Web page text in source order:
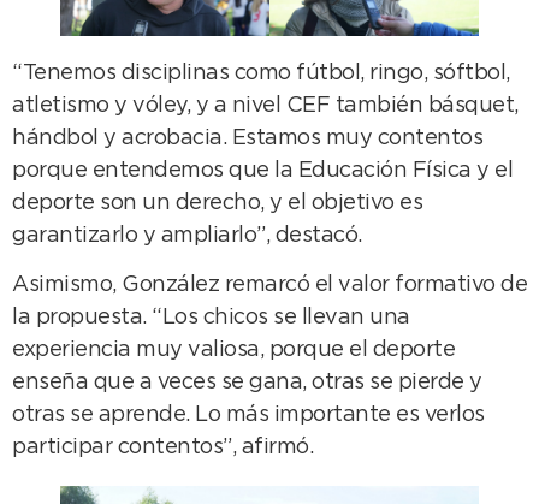
“Tenemos disciplinas como fútbol, ringo, sóftbol,
atletismo y vóley, y a nivel CEF también básquet,
hándbol y acrobacia. Estamos muy contentos
porque entendemos que la Educación Física y el
deporte son un derecho, y el objetivo es
garantizarlo y ampliarlo”, destacó.
Asimismo, González remarcó el valor formativo de
la propuesta. “Los chicos se llevan una
experiencia muy valiosa, porque el deporte
enseña que a veces se gana, otras se pierde y
otras se aprende. Lo más importante es verlos
participar contentos”, afirmó.